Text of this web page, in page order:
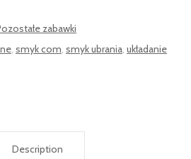
zabawki
, smyk com, smyk ubrania, układanie
Description